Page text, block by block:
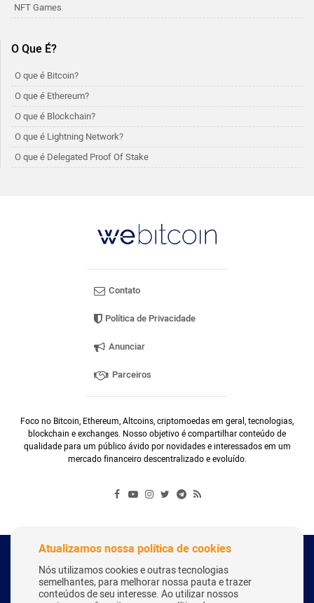
NFT Games
O Que É?
O que é Bitcoin?
O que é Ethereum?
O que é Blockchain?
O que é Lightning Network?
O que é Delegated Proof Of Stake
Contato
Política de Privacidade
Anunciar
Parceiros
Foco no Bitcoin, Ethereum, Altcoins, criptomoedas em geral, tecnologias,
blockchain e exchanges. Nosso objetivo é compartilhar conteúdo de
qualidade para um público ávido por novidades e interessados em um
mercado financeiro descentralizado e evoluído.
Copyright Webitcoin 2018 - Todos os Direitos Reservados
Atualizamos nossa política de cookies
Nós utilizamos cookies e outras tecnologias
semelhantes, para melhorar nossa pauta e trazer
conteúdos de seu interesse. Ao utilizar nossos